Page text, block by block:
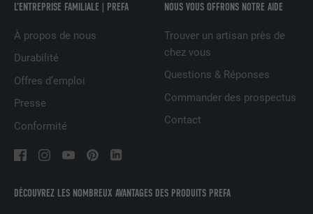
DÉCOUVREZ LES NOMBREUX AVANTAGES DES PRODUITS PREFA
L’ENTREPRISE FAMILIALE | PREFA
À propos de nous
Durabilité
Offres d’emploi
Presse
Conformité
NOUS VOUS OFFRONS NOTRE AIDE
Trouver un artisan près de
chez vous
Questions & Réponses
Commander des prospectus
Contact
Est utilisé pour garantir que le même
attribut SameSite est disponible pour
tous les cookies dans ce navigateur
NOM
FOURNISSEUR Facebook
EXPIRATION 3 mois